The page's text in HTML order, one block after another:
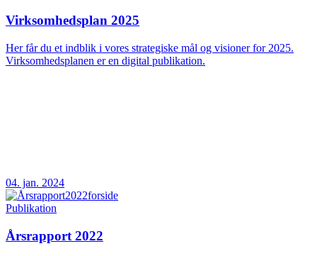
Virksomhedsplan 2025
Her får du et indblik i vores strategiske mål og visioner for 2025.
Virksomhedsplanen er en digital publikation.
04. jan. 2024
Publikation
Årsrapport 2022